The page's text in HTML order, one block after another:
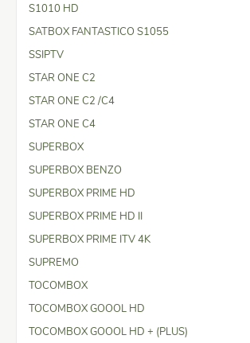
S1010 HD
SATBOX FANTASTICO S1055
SSIPTV
STAR ONE C2
STAR ONE C2 /C4
STAR ONE C4
SUPERBOX
SUPERBOX BENZO
SUPERBOX PRIME HD
SUPERBOX PRIME HD II
SUPERBOX PRIME ITV 4K
SUPREMO
TOCOMBOX
TOCOMBOX GOOOL HD
TOCOMBOX GOOOL HD + (PLUS)